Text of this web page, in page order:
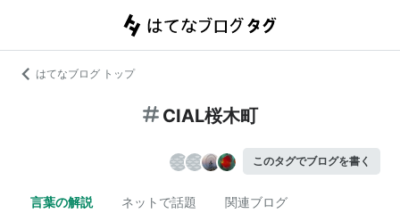
はてなブログ トップ
CIAL桜木町
このタグでブログを書く
言葉の解説 ネットで話題 関連ブログ